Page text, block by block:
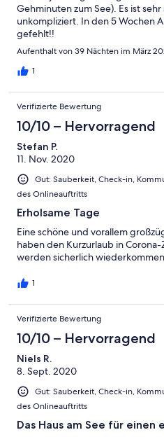
Gehminuten zum See). Es ist
unkompliziert. In den 5 Wochen
gefehlt!!
Aufenthalt von 39 Nächten im März
1
Verifizierte Bewertung
10/10 – Hervorragend
Stefan P.
11. Nov. 2020
Gut: Sauberkeit, Check-in,
des Onlineauftritts
Erholsame Tage
Eine schöne und vorallem
haben den Kurzurlaub in
werden sicherlich
1
Verifizierte Bewertung
10/10 – Hervorragend
Niels R.
8. Sept. 2020
Gut: Sauberkeit, Check-in,
des Onlineauftritts
Das Haus am See für einen